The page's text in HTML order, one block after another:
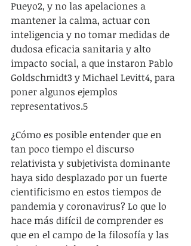
Pueyo2, y no las apelaciones a
mantener la calma, actuar con
inteligencia y no tomar medidas de
dudosa eficacia sanitaria y alto
impacto social, a que instaron Pablo
Goldschmidt3 y Michael Levitt4, para
poner algunos ejemplos
representativos.5
¿Cómo es posible entender que en
tan poco tiempo el discurso
relativista y subjetivista dominante
haya sido desplazado por un fuerte
cientificismo en estos tiempos de
pandemia y coronavirus? Lo que lo
hace más difícil de comprender es
que en el campo de la filosofía y las